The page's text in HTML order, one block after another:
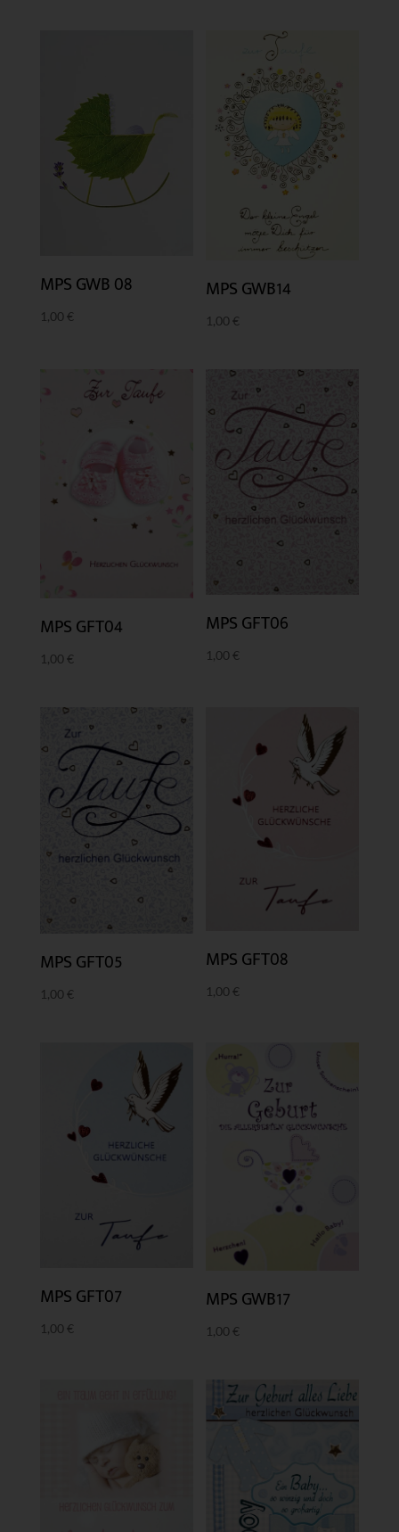
MPS GWB 08
1,00 €
MPS GWB14
1,00 €
MPS GFT04
1,00 €
MPS GFT06
1,00 €
MPS GFT05
1,00 €
MPS GFT08
1,00 €
MPS GFT07
1,00 €
MPS GWB17
1,00 €